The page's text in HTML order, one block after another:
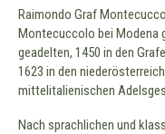
Raimondo Graf
Montecuccolo bei Modena
geadelten, 1450 in den
1623 in den
mittelitalienischen
Nach sprachlichen und